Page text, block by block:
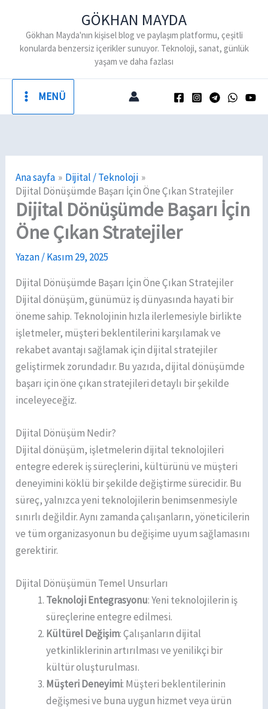
GÖKHAN MAYDA
Gökhan Mayda'nın kişisel blog ve paylaşım platformu, çeşitli
konularda benzersiz içerikler sunuyor. Teknoloji, sanat, günlük
yaşam ve daha fazlası
MENÜ
Ana sayfa
Dijital / Teknoloji
Dijital Dönüşümde Başarı İçin Öne Çıkan Stratejiler
Dijital Dönüşümde Başarı İçin
Öne Çıkan Stratejiler
Yazan/Kasım 29, 2025
Dijital Dönüşümde Başarı İçin Öne Çıkan Stratejiler
Dijital dönüşüm, günümüz iş dünyasında hayati bir
öneme sahip. Teknolojinin hızla ilerlemesiyle birlikte
işletmeler, müşteri beklentilerini karşılamak ve
rekabet avantajı sağlamak için dijital stratejiler
geliştirmek zorundadır. Bu yazıda, dijital dönüşümde
başarı için öne çıkan stratejileri detaylı bir şekilde
inceleyeceğiz.
Dijital Dönüşüm Nedir?
Dijital dönüşüm, işletmelerin dijital teknolojileri
entegre ederek iş süreçlerini, kültürünü ve müşteri
deneyimini köklü bir şekilde değiştirme sürecidir. Bu
süreç, yalnızca yeni teknolojilerin benimsenmesiyle
sınırlı değildir. Aynı zamanda çalışanların, yöneticilerin
ve tüm organizasyonun bu değişime uyum sağlamasını
gerektirir.
Dijital Dönüşümün Temel Unsurları
Teknoloji Entegrasyonu: Yeni teknolojilerin iş
süreçlerine entegre edilmesi.
Kültürel Değişim: Çalışanların dijital
yetkinliklerinin artırılması ve yenilikçi bir
kültür oluşturulması.
Müşteri Deneyimi: Müşteri beklentilerinin
değişmesi ve buna uygun hizmet veya ürün